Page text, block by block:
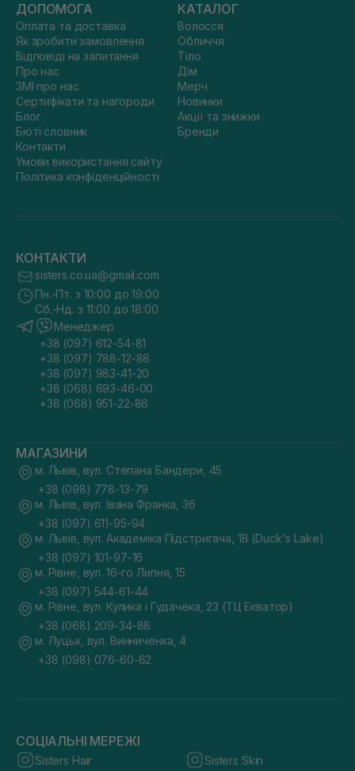
ДОПОМОГА
Оплата та доставка
Як зробити замовлення
Відповіді на запитання
Про нас
ЗМІ про нас
Сертифікати та нагороди
Блог
Бюті словник
Контакти
Умови використання сайту
Політика конфіденційності
КАТАЛОГ
Волосся
Обличчя
Тіло
Дім
Мерч
Новинки
Акції та знижки
Бренди
КОНТАКТИ
sisters.co.ua@gmail.com
Пн.-Пт. з 10:00 до 19:00
Сб.-Нд. з 11:00 до 18:00
Менеджер
+38 (097) 612-54-81
+38 (097) 788-12-88
+38 (097) 983-41-20
+38 (068) 693-46-00
+38 (068) 951-22-86
МАГАЗИНИ
м. Львів, вул. Степана Бандери, 45
+38 (098) 778-13-79
м. Львів, вул. Івана Франка, 36
+38 (097) 611-95-94
м. Львів, вул. Академіка Підстригача, 1В (Duck's Lake)
+38 (097) 101-97-16
м. Рівне, вул. 16-го Липня, 15
+38 (097) 544-61-44
м. Рівне, вул. Кулика і Гудачека, 23 (ТЦ Екватор)
+38 (068) 209-34-88
м. Луцьк, вул. Винниченка, 4
+38 (098) 076-60-62
СОЦІАЛЬНІ МЕРЕЖІ
Sisters Hair Sisters Skin